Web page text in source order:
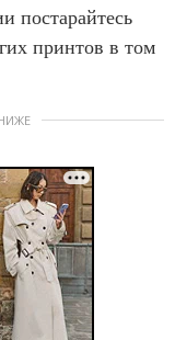
постарайтесь
принтов в том